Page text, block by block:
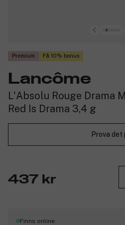
Premium Få 10% bonus
Lancôme
L'Absolu Rouge Drama
Red Is Drama 3,4 g
Prova det
437 kr
Finns online